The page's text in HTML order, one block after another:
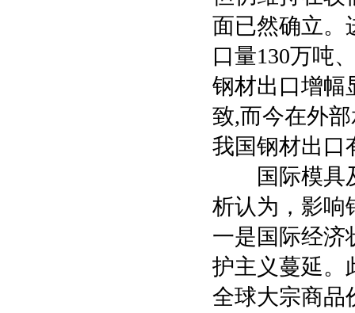
面已然确立。
口量130万吨
钢材出口增幅
致,而今在外
我国钢材出口
国际模具及
析认为，影响
一是国际经济
护主义蔓延。
全球大宗商品